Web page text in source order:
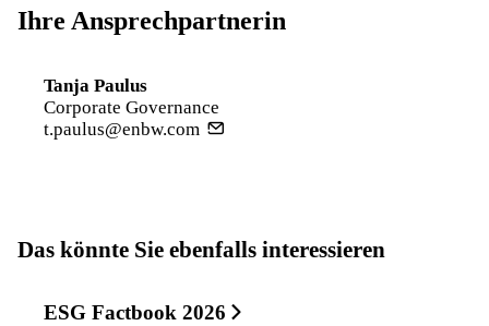
Ihre Ansprechpartnerin
Tanja Paulus
Corporate Governance
t.paulus@enbw.com
Das könnte Sie ebenfalls interessieren
ESG Factbook 2026